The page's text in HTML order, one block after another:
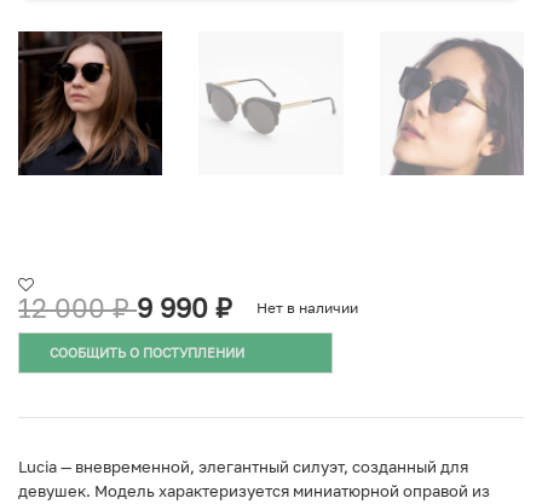
12 000₽ 9 990 ₽ Нет в наличии
СООБЩИТЬ О ПОСТУПЛЕНИИ
Lucia — вневременной, элегантный силуэт, созданный для
девушек. Модель характеризуется миниатюрной оправой из